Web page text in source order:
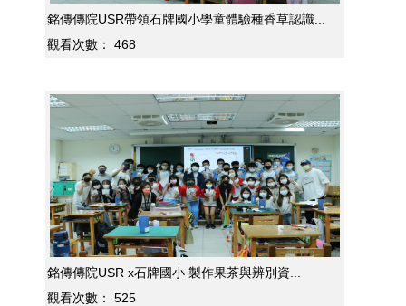
銘傳傳院USR帶領石牌國小學童體驗種香草認識...
觀看次數：
468
銘傳傳院USR x石牌國小 製作果茶與辨別資...
觀看次數：
525